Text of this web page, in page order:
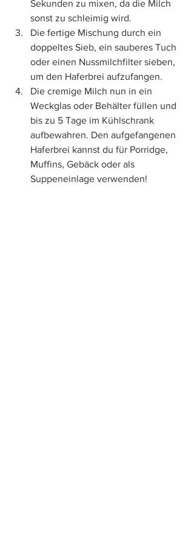
Sekunden zu mixen, da die Milch
sonst zu schleimig wird.
Die fertige Mischung durch ein
doppeltes Sieb, ein sauberes Tuch
oder einen Nussmilchfilter sieben,
um den Haferbrei aufzufangen.
Die cremige Milch nun in ein
Weckglas oder Behälter füllen und
bis zu 5 Tage im Kühlschrank
aufbewahren. Den aufgefangenen
Haferbrei kannst du für Porridge,
Muffins, Gebäck oder als
Suppeneinlage verwenden!